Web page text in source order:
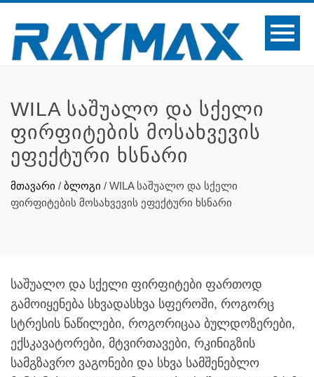
WILA ᲡᲐᲨᲣᲐᲚᲝ ᲓᲐ ᲡᲥᲔᲚᲘ
ᲤᲘᲠᲤᲘᲢᲔᲑᲘᲡ ᲛᲝᲡᲐᲮᲕᲔᲕᲘᲡ
ᲔᲤᲔᲥᲢᲣᲠᲘ ᲮᲡᲜᲐᲠᲘ
მთავარი / ბლოგი / WILA საშუალო და სქელი
ფირფიტების მოსახვევის ეფექტური ხსნარი
საშუალო და სქელი ფირფიტები ფართოდ
გამოიყენება სხვადასხვა სფეროში, როგორც
სტრესის ნაწილები, როგორიცაა ბულდოზერები,
ექსკავატორები, მტვირთავები, რკინიგზის
სამგზავრო ვაგონები და სხვა სამშენებლო